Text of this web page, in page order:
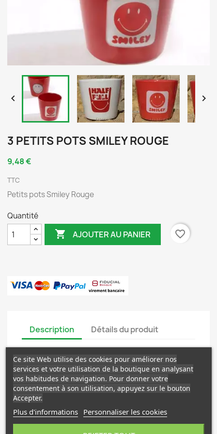
 
3 PETITS POTS SMILEY ROUGE
9,48 €
TTC
Petits pots Smiley Rouge
Quantité
 AJOUTER AU PANIER favorite_border
Description Détails du produit
3 Petits pots Smiley rouge assortis (voir les
photos)
Diamètre: 10,5 cm
Hauteur: 9 cm
AUTRES PRODUITS QUI PEUVENT VOUS
Ce site Web utilise des cookies pour améliorer nos
services et votre utilisation de la boutique en analysant
vos habitudes de navigation. Pour donner votre
consentement à son utilisation, appuyez sur le bouton
Accepter.
Plus d'informations Personnaliser les cookies